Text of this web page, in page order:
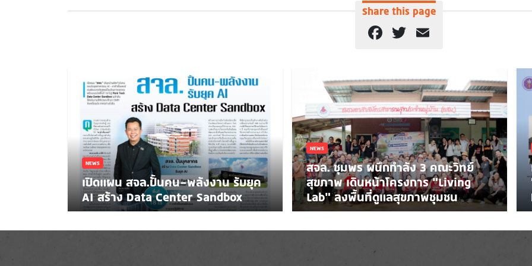
Share this page
Facebook
Twitter
NEWS
เปิดแผน สจล.ปั้นคน-พลังงาน รับยุค
AI สร้าง Data Center Sandbox
NEWS
สจล. ชุมพร ผนึกกำลัง 3 คณะวิทย์
สุขภาพ เดินหน้าโครงการ “Living
Lab” ลงพื้นที่ดูแลสุขภาพชุมชน